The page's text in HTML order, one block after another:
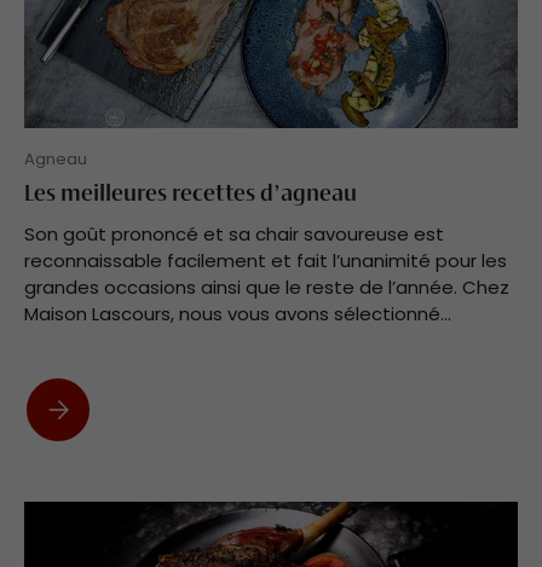
Agneau
Les meilleures recettes d’agneau
Son goût prononcé et sa chair savoureuse est
reconnaissable facilement et fait l’unanimité pour les
grandes occasions ainsi que le reste de l’année. Chez
Maison Lascours, nous vous avons sélectionné...
Les meilleures recettes d’agneau